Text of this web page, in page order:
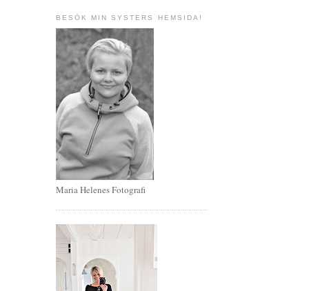
BESÖK MIN SYSTERS HEMSIDA!
Maria Helenes Fotografi